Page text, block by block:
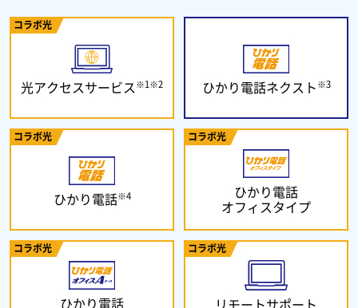
コラボ光
光アクセスサービス※1※2 ひかり電話ネクスト※3
コラボ光
ひかり電話※4
コラボ光
ひかり電話
オフィスタイプ
コラボ光
ひかり電話
コラボ光
リモートサポート